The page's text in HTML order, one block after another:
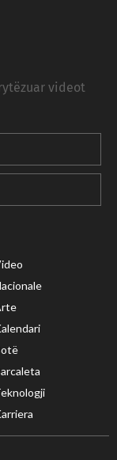
videot